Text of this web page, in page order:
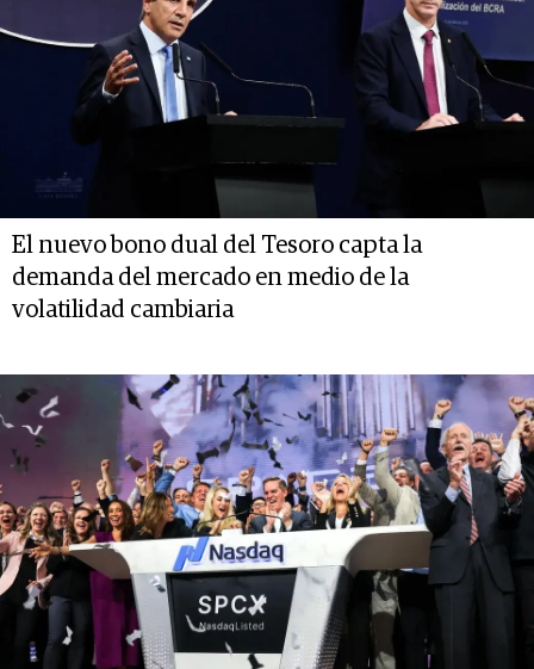
El nuevo bono dual del Tesoro capta la
demanda del mercado en medio de la
volatilidad cambiaria